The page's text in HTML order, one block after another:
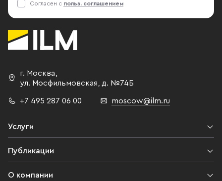
Согласен с польз. соглашением
г. Москва,
ул. Мосфильмовская, д. №74Б
+7 495 287 06 00 moscow@ilm.ru
Услуги
Публикации
О компании